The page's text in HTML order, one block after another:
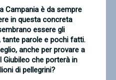
Campania è da sempre
in questa concreta
essere gli
tante parole e pochi fatti.
anche per provare a
Giubileo che porterà in
di pellegrini?